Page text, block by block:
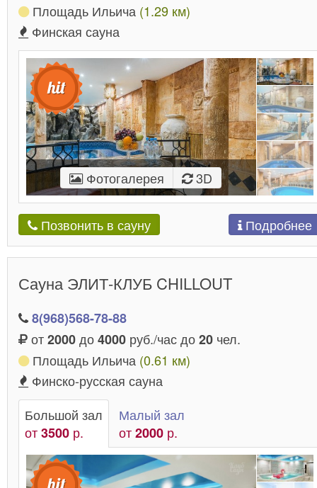
Площадь Ильича (1.29 км)
Финская сауна
Фотогалерея 3D
Позвонить в сауну Подробнее
Сауна ЭЛИТ-КЛУБ CHILLOUT
8(968)568-78-88
от2000до4000 руб./час до20 чел.
Площадь Ильича (0.61 км)
Финско-русская сауна
Большой зал
от3500 р.
Малый зал
от2000 р.